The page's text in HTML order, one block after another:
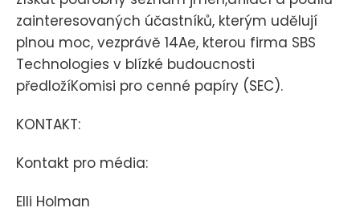
zainteresovaných účastníků, kterým udělují
plnou moc, vezprávě 14Ae, kterou firma SBS
Technologies v blízké budoucnosti
předložíKomisi pro cenné papíry (SEC).
KONTAKT:
Kontakt pro média:
Elli Holman